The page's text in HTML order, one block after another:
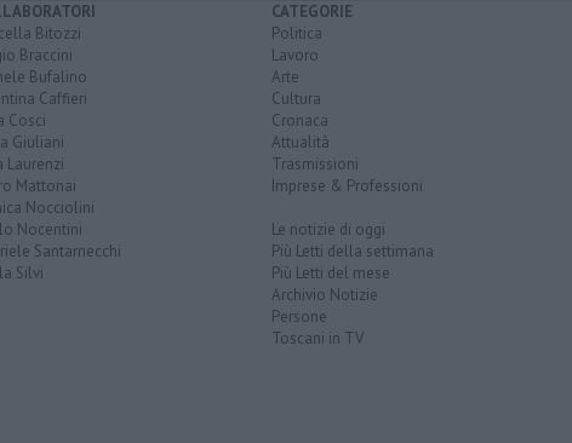
Bitozzi
Braccini
Bufalino
Caffieri
Cosci
Giuliani
Laurenzi
Mattonai
Nocciolini
Nocentini
Santarnecchi
Silvi
CATEGORIE
Politica
Lavoro
Arte
Cultura
Cronaca
Attualità
Trasmissioni
Imprese & Professioni
Le notizie di oggi
Più Letti della settimana
Più Letti del mese
Archivio Notizie
Persone
Toscani in TV